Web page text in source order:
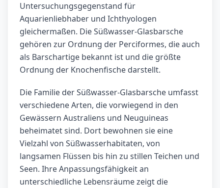
Untersuchungsgegenstand für
Aquarienliebhaber und Ichthyologen
gleichermaßen. Die Süßwasser-Glasbarsche
gehören zur Ordnung der Perciformes, die auch
als Barschartige bekannt ist und die größte
Ordnung der Knochenfische darstellt.
Die Familie der Süßwasser-Glasbarsche umfasst
verschiedene Arten, die vorwiegend in den
Gewässern Australiens und Neuguineas
beheimatet sind. Dort bewohnen sie eine
Vielzahl von Süßwasserhabitaten, von
langsamen Flüssen bis hin zu stillen Teichen und
Seen. Ihre Anpassungsfähigkeit an
unterschiedliche Lebensräume zeigt die